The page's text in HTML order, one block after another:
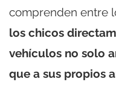
comprenden entre
los chicos
vehículos no solo
que a sus propios